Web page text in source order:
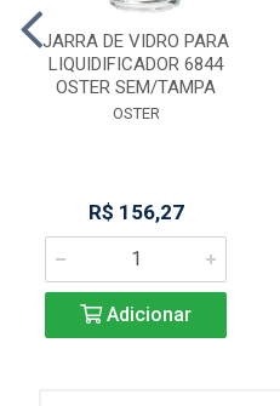
JARRA DE VIDRO PARA
LIQUIDIFICADOR 6844
OSTER SEM/TAMPA
OSTER
R$ 156,27
Adicionar